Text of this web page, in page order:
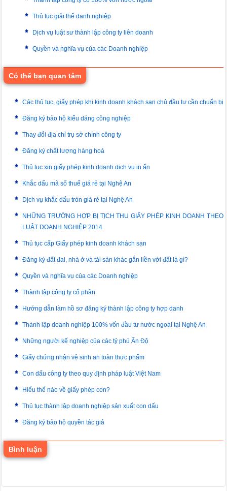
Thủ tục giải thể danh nghiệp
Dịch vụ luật sư thành lập công ty liên doanh
Quyền và nghĩa vụ của các Doanh nghiệp
Có thể bạn quan tâm
Các thủ tục, giấy phép khi kinh doanh khách sạn chủ đầu tư cần chuẩn bị
Đăng ký bảo hộ kiểu dáng công nghiệp
Thay đổi địa chỉ trụ sở chính công ty
Đăng ký chất lượng hàng hoá
Thủ tục xin giấy phép kinh doanh dịch vụ in ấn
Khắc dấu mã số thuế giá rẻ tại Nghệ An
Dịch vụ khắc dấu tròn giá rẻ tại Nghệ An
NHỮNG TRƯỜNG HỢP BỊ TỊCH THU GIẤY PHÉP KINH DOANH THEO
LUẬT DOANH NGHIỆP 2014
Thủ tục cấp Giấy phép kinh doanh khách sạn
Đăng ký đất đai, nhà ở và tài sản khác gắn liền với đất là gì?
Quyền và nghĩa vụ của các Doanh nghiệp
Thành lập công ty cổ phần
Hướng dẫn làm hồ sơ đăng ký thành lập công ty hợp danh
Thành lập doanh nghiệp 100% vốn đầu tư nước ngoài tại Nghệ An
Những người kế nghiệp của các tỷ phú Ấn Độ
Giấy chứng nhận vệ sinh an toàn thực phẩm
Con dấu công ty theo quy định pháp luật Việt Nam
Hiểu thế nào về giấy phép con?
Thủ tục thành lập doanh nghiệp sản xuất con dấu
Đăng ký bảo hộ quyền tác giả
Bình luận